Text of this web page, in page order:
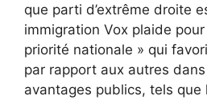
que parti d’extrême droite
immigration Vox plaide
priorité nationale » qui
par rapport aux autres
avantages publics, tels que